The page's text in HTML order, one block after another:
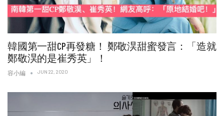
韓國第一甜CP再發糖！ 鄭敬淏甜蜜發言：「造就
鄭敬淏的是崔秀英」！
容小編 JUN 22, 2020